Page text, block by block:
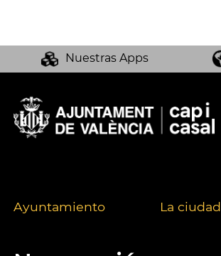
Nuestras Apps
Ayuntamiento La ciudad